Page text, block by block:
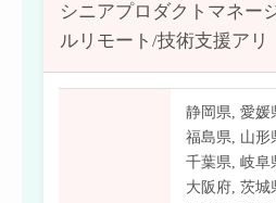
シニアプロダクトマネー
ルリモート/技術支援アリ
静岡県,愛媛
福島県, 山形
千葉県,岐阜
大阪府,茨城